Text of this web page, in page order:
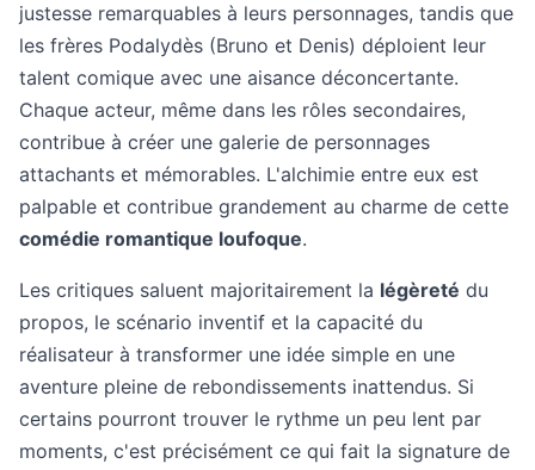
justesse remarquables à leurs personnages, tandis que
les frères Podalydès (Bruno et Denis) déploient leur
talent comique avec une aisance déconcertante.
Chaque acteur, même dans les rôles secondaires,
contribue à créer une galerie de personnages
attachants et mémorables. L'alchimie entre eux est
palpable et contribue grandement au charme de cette
comédie romantique loufoque.
Les critiques saluent majoritairement la légèreté du
propos, le scénario inventif et la capacité du
réalisateur à transformer une idée simple en une
aventure pleine de rebondissements inattendus. Si
certains pourront trouver le rythme un peu lent par
moments, c'est précisément ce qui fait la signature de